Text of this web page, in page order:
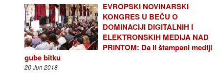
EVROPSKI NOVINARSKI
KONGRES U BEČU O
DOMINACIJI DIGITALNIH I
ELEKTRONSKIH MEDIJA NAD
PRINTOM: Da li štampani mediji
gube bitku
20 Jun 2018